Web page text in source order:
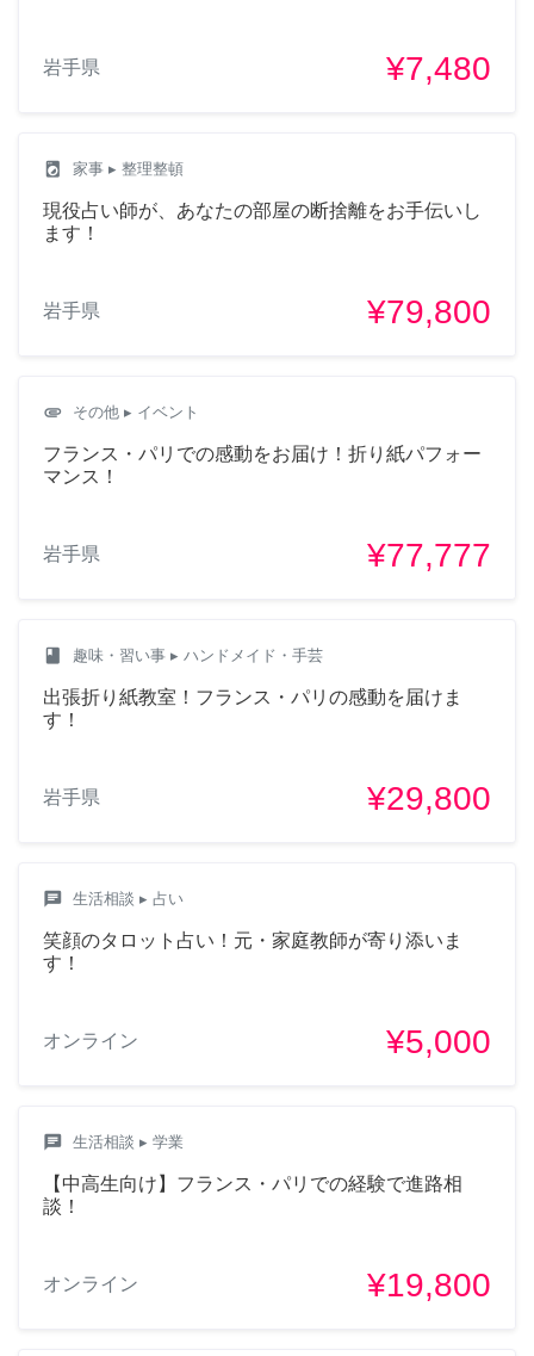
岩手県 ¥7,480
local_laundry_service 家事 ▸ 整理整頓
現役占い師が、あなたの部屋の断捨離をお手伝いし
ます！
岩手県 ¥79,800
attachment その他 ▸ イベント
フランス・パリでの感動をお届け！折り紙パフォー
マンス！
岩手県 ¥77,777
class 趣味・習い事 ▸ ハンドメイド・手芸
出張折り紙教室！フランス・パリの感動を届けま
す！
岩手県 ¥29,800
chat 生活相談 ▸ 占い
笑顔のタロット占い！元・家庭教師が寄り添いま
す！
オンライン ¥5,000
chat 生活相談 ▸ 学業
【中高生向け】フランス・パリでの経験で進路相
談！
オンライン ¥19,800